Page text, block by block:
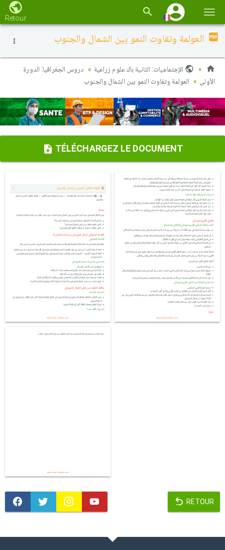
la
Retour
العولمة وتفاوت النمو بين الشمال والجنوب
الإجتماعيات: الثانية باك علوم زراعية
دروس الجغرافيا: الدورة
الأولى
العولمة وتفاوت النمو بين الشمال والجنوب
TÉLÉCHARGEZ LE DOCUMENT
RETOUR